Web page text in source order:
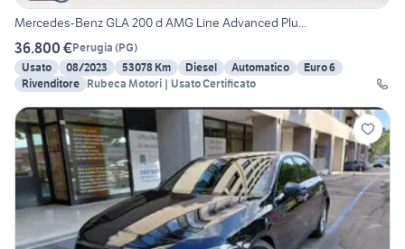
Mercedes-Benz GLA 200 d AMG Line Advanced Plu...
36.800 €Perugia (PG)
Usato
08/2023 53078 Km Diesel Automatico
Euro 6
Rivenditore Rubeca Motori | Usato Certificato